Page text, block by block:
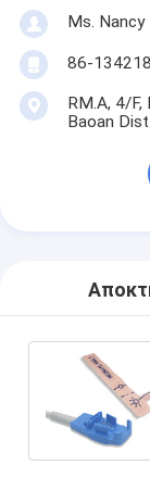
Ms. Nancy
86-
RM.A, 4/F,
Baoan